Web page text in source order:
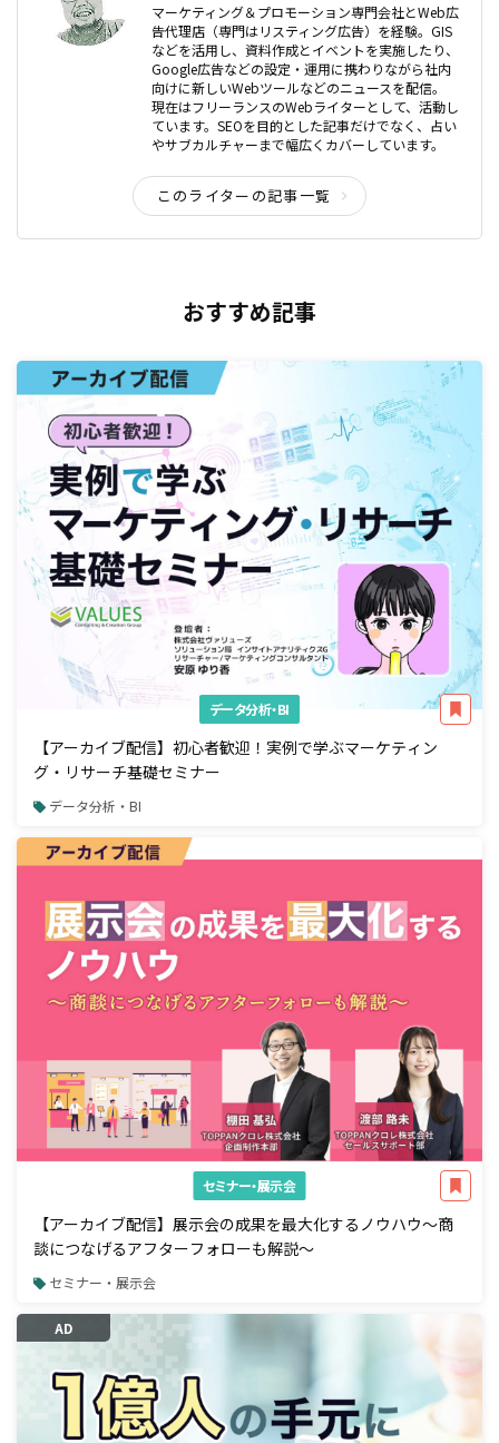
マーケティング＆プロモーション専門会社とWeb広
告代理店（専門はリスティング広告）を経験。GIS
などを活用し、資料作成とイベントを実施したり、
Google広告などの設定・運用に携わりながら社内
向けに新しいWebツールなどのニュースを配信。
現在はフリーランスのWebライターとして、活動し
ています。SEOを目的とした記事だけでなく、占い
やサブカルチャーまで幅広くカバーしています。
このライターの記事一覧
おすすめ記事
データ分析・BI
【アーカイブ配信】初心者歓迎！実例で学ぶマーケティン
グ・リサーチ基礎セミナー
データ分析・BI
セミナー・展示会
【アーカイブ配信】展示会の成果を最大化するノウハウ～商
談につなげるアフターフォローも解説～
セミナー・展示会
AD